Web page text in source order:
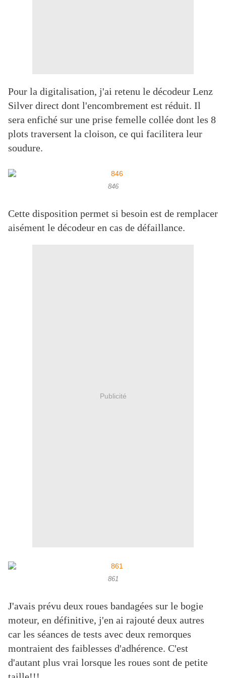
Pour la digitalisation, j'ai retenu le décodeur Lenz
Silver direct dont l'encombrement est réduit. Il
sera enfiché sur une prise femelle collée dont les 8
plots traversent la cloison, ce qui facilitera leur
soudure.
846
Cette disposition permet si besoin est de remplacer
aisément le décodeur en cas de défaillance.
Publicité
861
J'avais prévu deux roues bandagées sur le bogie
moteur, en définitive, j'en ai rajouté deux autres
car les séances de tests avec deux remorques
montraient des faiblesses d'adhérence. C'est
d'autant plus vrai lorsque les roues sont de petite